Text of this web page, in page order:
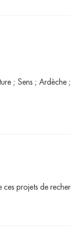
; Sens ; Ardèche
projets de